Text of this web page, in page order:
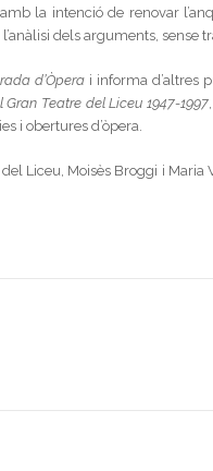
la intenció de renovar
dels arguments, sense
d’Òpera i informa d’altres
Teatre del Liceu 1947-1997
i obertures d’òpera.
Liceu, Moisès Broggi i